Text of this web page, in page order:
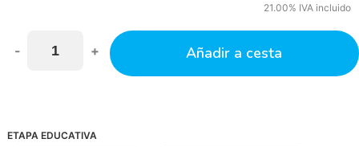
21.00% IVA incluido
- + Añadir a cesta
ETAPA EDUCATIVA